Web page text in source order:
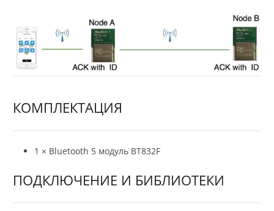
КОМПЛЕКТАЦИЯ
1 × Bluetooth 5 модуль BT832F
ПОДКЛЮЧЕНИЕ И БИБЛИОТЕКИ